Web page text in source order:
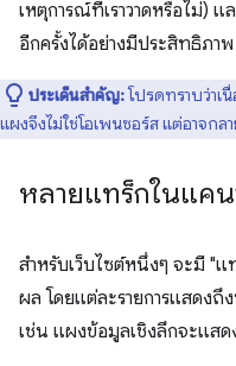
เหตุการณ์ที่เราวาดหรือไม่) แ
อีกครั้งได้อย่างมีประสิทธิภาพ
ประเด็นสำคัญ:โปรดทราบว่าเ
แผงจึงไม่ใช่โอเพนซอร์ส แต่อาจกล
หลายแทร็กในแคน
สำหรับเว็บไซต์หนึ่งๆ จะมี "แ
ผล โดยแต่ละรายการแสดง
เช่น แผงข้อมูลเชิงลึกจะแส